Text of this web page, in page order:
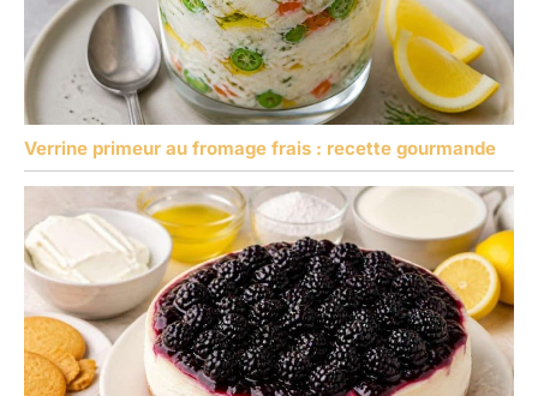
Verrine primeur au fromage frais : recette gourmande